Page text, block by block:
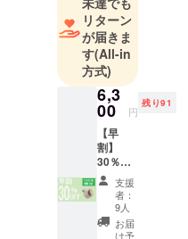
す。
「面白い」
「便利」
「欲しかっ
た！」と感
じていただ
けるような
アイテム
を、これか
らもお届け
してまいり
リターン
が届きま
す(All-in
方式)
6,3
00 円
残り91
【早
割】
30％OF
F100名
限定 定
価9,000
円
→6,300
支援
者：
9人
お届
け予